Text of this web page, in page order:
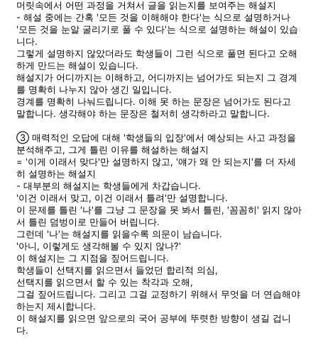
머릿속에서 어떤 과정을 거쳐서 글을 읽는지를 보여주는 해설지
- 해설 중에는 간혹 '모든 것을 이해해야 한다'는 식으로 설명하거나
'모든 것을 눈알 굴리기로 풀 수 있다'는 식으로 설명하는 해설이 있습
니다.
그렇게 설명하지 않았더라도 학생들이 그런 식으로 풀면 된다고 오해
하게 만드는 해설이 있습니다.
해설지가 어디까지는 이해하고, 어디까지는 넘어가도 되는지 그 경계
를 명확히 나누지 않아 생긴 일입니다.
경계를 명확히 나눠드립니다. 이해 못 하는 문장은 넘어가도 된다고
말합니다. 생각해야 하는 문장은 철저히 생각하라고 말합니다.
③ 매력적인 오답에 대해 '학생들의 입장'에서 예상되는 사고 과정을
분석해주고, 그게 틀린 이유를 해설하는 해설지
= '이게 이래서 맞다'만 설명하지 않고, '얘가 왜 안 되는지'를 더 자세
히 설명하는 해설지
- 대부분의 해설지는 학생들에게 차갑습니다.
'이건 이래서 맞고, 이건 이래서 틀려'만 설명합니다.
이 문제를 틀린 '나'를 그냥 그 문장을 못 봐서 틀린, '꼼꼼히' 읽지 않아
서 틀린 덤벙이로 만들어 버립니다.
그런데 '나'는 해설지를 읽을수록 의문이 남습니다.
'아니, 이렇게도 생각해볼 수 있지 않나?'
이 해설지는 그 지점을 짚어드립니다.
학생들이 선택지를 읽으면서 들었던 합리적 의심,
선택지를 읽으면서 할 수 있는 착각과 오해,
그걸 짚어드립니다. 그리고 그걸 교정하기 위해서 무엇을 더 연습해야
하는지 제시합니다.
이 해설지를 읽으면 앞으로의 국어 공부에 뚜렷한 방향이 생길 겁니
다.